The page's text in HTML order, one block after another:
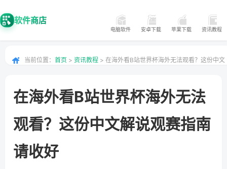
软件商店
电脑软件 安卓下载 苹果下载 资讯教程
当前位置： 首页 > 资讯教程 > 在海外看B站世界杯海外无法观看？这份中文
在海外看B站世界杯海外无法
观看？这份中文解说观赛指南
请收好